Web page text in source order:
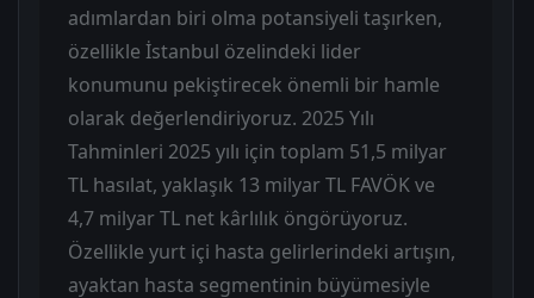
adımlardan biri olma potansiyeli taşırken,
özellikle İstanbul özelindeki lider
konumunu pekiştirecek önemli bir hamle
olarak değerlendiriyoruz. 2025 Yılı
Tahminleri 2025 yılı için toplam 51,5 milyar
TL hasılat, yaklaşık 13 milyar TL FAVÖK ve
4,7 milyar TL net kârlılık öngörüyoruz.
Özellikle yurt içi hasta gelirlerindeki artışın,
ayaktan hasta segmentinin büyümesiyle